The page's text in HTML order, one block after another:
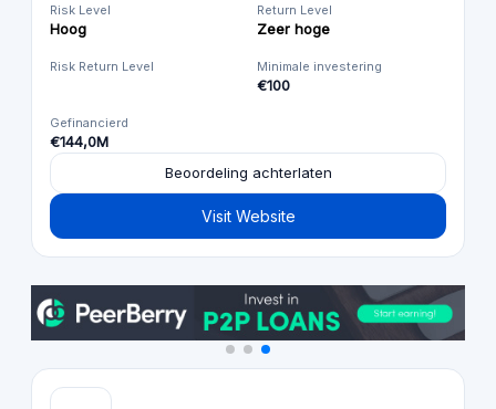
Risk Level
Hoog
Return Level
Zeer hoge
Risk Return Level Minimale investering
€100
Gefinancierd
€144,0M
Beoordeling achterlaten
Visit Website